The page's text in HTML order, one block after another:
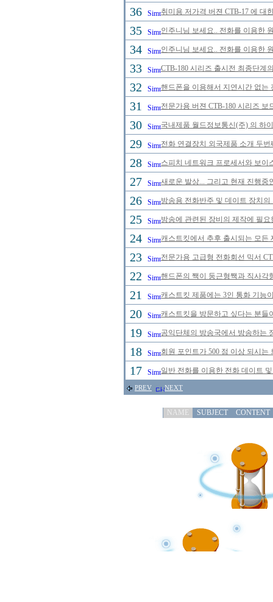
36 취미용 저가격 버젼 CTB-17 에 대
35 인주니님 보세요.. 전화를 이용한
34 인주니님 보세요.. 전화를 이용한
33 CTB-180 시리즈 출시전 최종단계
32 핸드폰을 이용해서 지연시간 없
31 전문가용 버젼 CTB-180 시리즈
30 국내제품 월드정보통신(주) 의 하
29 전화 연결장치 외국제품 소개 두
28 스피치 네트워크 프로세서와 보
27 새로운 발상... 그리고 현재 진행중
26 방송용 전화반주 및 데이트 장치
25 방송에 관련된 장비의 제작에 필
24 캐스트킷에서 추후 출시되는 모
23 전문가용 고급형 전화회선 믹서
22 핸드폰의 짹이 둥근형짹과 직사각
21 캐스트킷 제품에는 3인 통화 기능
20 캐스트킷을 방문하고 싶다는 분
19 공익단체의 방송국에서 방송하는
18 회원 포인트가 500 점 이상 되시
17 일반 전화를 이용한 전화 데이트
PREV NEXT